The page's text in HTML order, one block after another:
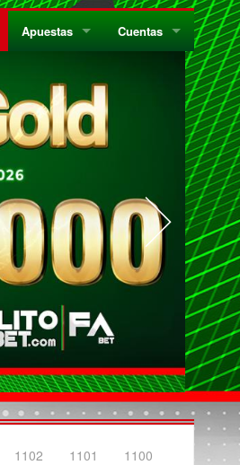
Apuestas
¿Qué es el Sistema Parley?
Privacidad
Como Jugar Bingo
Cuentas
Preguntas Frecuentes
Reglas Generales
1102 1101
1100